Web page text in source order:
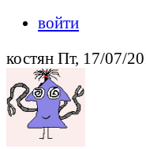
войти
костян Пт, 17/07/